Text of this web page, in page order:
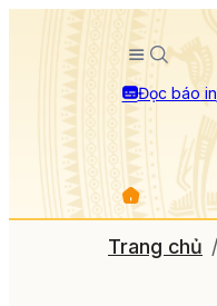
Đọc báo in
Trang chủ